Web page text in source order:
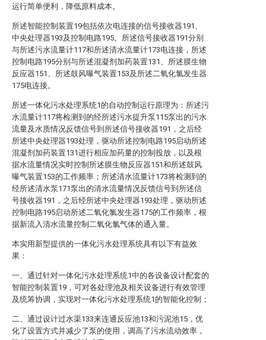
运行简单便利，降低原料成本。
所述智能控制装置19包括依次电连接的信号接收器191、
中央处理器193及控制电路195。所述信号接收器191分别
与所述污水流量计117和所述清水流量计173电连接，所述
控制电路195分别与所述混凝剂加药装置131、所述膜生物
反应器151、所述鼓风曝气装置153及所述二氧化氯发生器
175电连接。
所述一体化污水处理系统1的自动控制运行原理为：所述污
水流量计117将检测到的经所述污水提升泵115泵出的污水
流量及水质情况反馈信号到所述信号接收器191，之后经
所述中央处理器193处理，驱动所述控制电路195启动所述
混凝剂加药装置131进行相应加药量的控制投放，以及根
据水流量情况实时控制所述膜生物反应器151和所述鼓风
曝气装置153的工作频率；所述清水流量计173将检测到的
经所述清水泵171泵出的清水流量情况反馈信号到所述信
号接收器191，之后经所述中央处理器193处理，驱动所述
控制电路195启动所述二氧化氯发生器175的工作频率，根
据新流入清水流量控制二氧化氯气体的通入量。
本实用新型提供的一体化污水处理系统具有以下有益效
果：
一、通过针对一体化污水处理系统1中的各设备设计配套的
智能控制装置19，可对各处理池及相关设备进行有效管理
及统筹协调，实现对一体化污水处理系统1的智能化控制；
二、通过设计过水渠133来连通反应池13和污泥池15，优
化了设置方式并减少了泵的使用，调高了污水流动效率，